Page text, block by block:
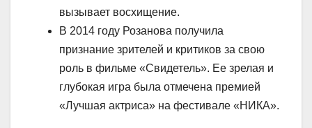
вызывает восхищение.
В 2014 году Розанова получила
признание зрителей и критиков за свою
роль в фильме «Свидетель». Ее зрелая и
глубокая игра была отмечена премией
«Лучшая актриса» на фестивале «НИКА».